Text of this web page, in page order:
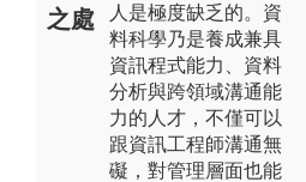
之處
人是極度缺乏的。資
料科學乃是養成兼具
資訊程式能力、資料
分析與跨領域溝通能
力的人才，不僅可以
跟資訊工程師溝通無
礙，對管理層面也能